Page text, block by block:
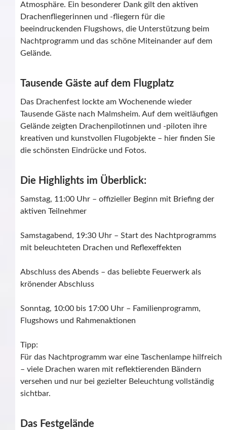
Atmosphäre. Ein besonderer Dank gilt den aktiven
Drachenfliegerinnen und -fliegern für die
beeindruckenden Flugshows, die Unterstützung beim
Nachtprogramm und das schöne Miteinander auf dem
Gelände.
Tausende Gäste auf dem Flugplatz
Das Drachenfest lockte am Wochenende wieder
Tausende Gäste nach Malmsheim. Auf dem weitläufigen
Gelände zeigten Drachenpilotinnen und -piloten ihre
kreativen und kunstvollen Flugobjekte – hier finden Sie
die schönsten Eindrücke und Fotos.
Die Highlights im Überblick:
Samstag, 11:00 Uhr – offizieller Beginn mit Briefing der
aktiven Teilnehmer
Samstagabend, 19:30 Uhr – Start des Nachtprogramms
mit beleuchteten Drachen und Reflexeffekten
Abschluss des Abends – das beliebte Feuerwerk als
krönender Abschluss
Sonntag, 10:00 bis 17:00 Uhr – Familienprogramm,
Flugshows und Rahmenaktionen
Tipp:
Für das Nachtprogramm war eine Taschenlampe hilfreich
– viele Drachen waren mit reflektierenden Bändern
versehen und nur bei gezielter Beleuchtung vollständig
sichtbar.
Das Festgelände